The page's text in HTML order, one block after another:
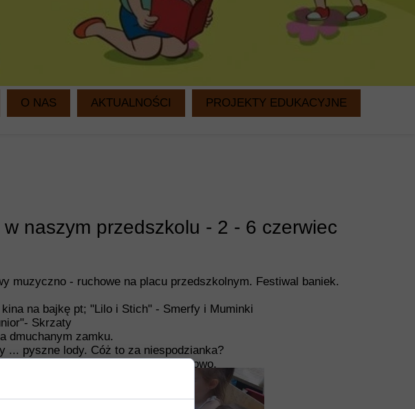
naszym przedszkolu - 2 - 6 czerwiec
muzyczno - ruchowe na placu przedszkolnym. Festiwal baniek.
na bajkę pt; "Lilo i Stich" - Smerfy i Muminki
Skrzaty
dmuchanym zamku.
... pyszne lody. Cóż to za niespodzianka?
- było cudownie, bajecznie, kolorowo.
przy muzyce dla dzieci.
O NAS AKTUALNOŚCI PROJEKTY EDUKACYJNE